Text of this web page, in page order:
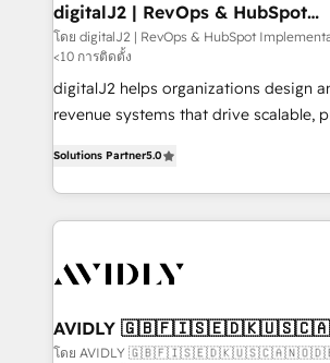
digitalJ2 | RevOps & HubSpot
Implementations
โดย digitalJ2 | RevOps & HubSpot
<10 การติดตั้ง
digitalJ2 helps organizations design
revenue systems that drive scalable,
Partner, we specialize in both strategic
planning and hands-on technical
the operational foundation
Healthcare - Financial Services -
we help: ✔️ Full HubSpot
optimization ✔️ Data migrations, CRM
Solutions Partner5.0
AVIDLY
🇳🇿
โดย AVIDLY